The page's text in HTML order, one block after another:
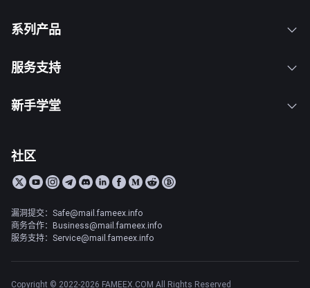
系列产品
服务支持
新手学堂
社区
漏洞提交：Safe@mail.fameex.info
商务合作：Business@mail.fameex.info
服务支持：Service@mail.fameex.info
Copyright © 2022-2026 FAMEEX.COM All Rights Reserved